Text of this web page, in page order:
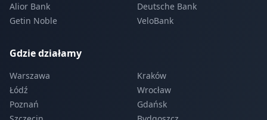
Alior Bank
Deutsche Bank
Getin Noble
VeloBank
Gdzie działamy
Warszawa
Kraków
Łódź
Wrocław
Poznań
Gdańsk